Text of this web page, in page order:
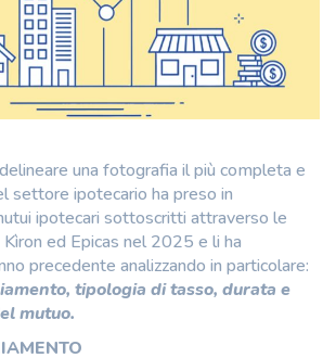
una fotografia il più completa e
settore ipotecario ha preso in
ipotecari sottoscritti attraverso le
ed Epicas nel 2025 e li ha
precedente analizzando in particolare:
tipologia di tasso, durata e
mutuo.